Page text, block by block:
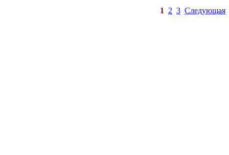
1 2 3 Следующая